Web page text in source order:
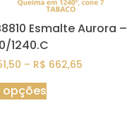
Esmalte Aurora –
1240.C
– R$ 662,65
opções